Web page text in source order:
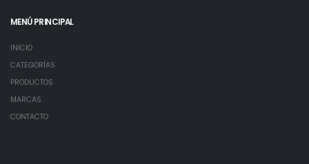
MENÚ PRINCIPAL
INICIO
CATEGORÍAS
PRODUCTOS
MARCAS
CONTACTO